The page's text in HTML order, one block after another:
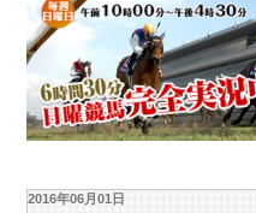
2016年06月01日